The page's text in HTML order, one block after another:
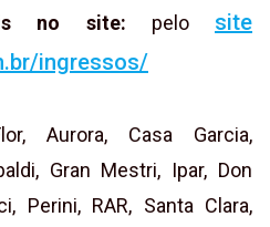
no site: pelo site
ingressos/
Aurora, Casa Garcia,
Gran Mestri, Ipar, Don
Perini, RAR, Santa Clara,